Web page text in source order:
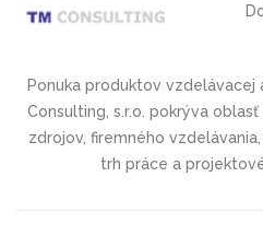
Ponuka produktov vzdelávacej
Consulting, s.r.o. pokrýva
zdrojov, firemného
trh práce a